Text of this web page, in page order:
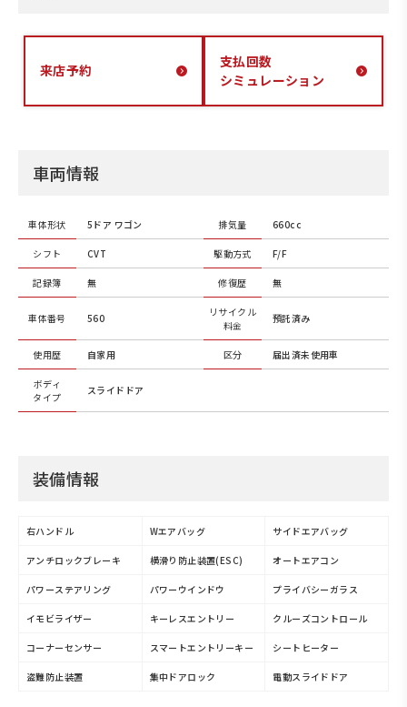
来店予約
支払回数
シミュレーション
車両情報
車体形状 5ドア ワゴン 排気量 660cc
シフト CVT 駆動方式 F/F
記録簿 無 修復歴 無
車体番号 560
リサイクル
料金
預託済み
使用歴 自家用 区分 届出済未使用車
ボディ
タイプ
スライドドア
装備情報
右ハンドル Wエアバッグ サイドエアバッグ
アンチロックブレーキ 横滑り防止装置(ESC) オートエアコン
パワーステアリング パワーウインドウ プライバシーガラス
イモビライザー キーレスエントリー クルーズコントロール
コーナーセンサー スマートエントリーキー シートヒーター
盗難防止装置 集中ドアロック 電動スライドドア